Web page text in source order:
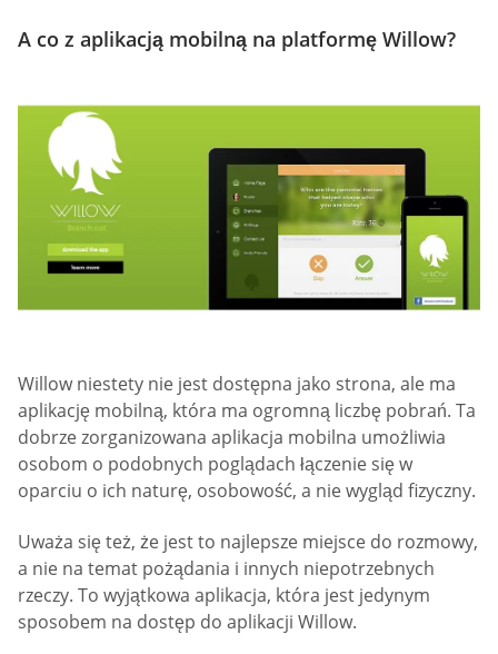
A co z aplikacją mobilną na platformę Willow?
Willow niestety nie jest dostępna jako strona, ale ma
aplikację mobilną, która ma ogromną liczbę pobrań. Ta
dobrze zorganizowana aplikacja mobilna umożliwia
osobom o podobnych poglądach łączenie się w
oparciu o ich naturę, osobowość, a nie wygląd fizyczny.
Uważa się też, że jest to najlepsze miejsce do rozmowy,
a nie na temat pożądania i innych niepotrzebnych
rzeczy. To wyjątkowa aplikacja, która jest jedynym
sposobem na dostęp do aplikacji Willow.